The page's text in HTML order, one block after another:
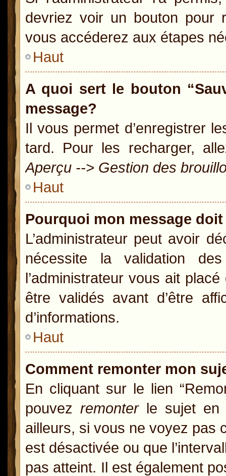
devriez voir un bouton pour
vous accéderez aux étapes
Haut
A quoi sert le bouton
message?
Il vous permet d’enregistrer
tard. Pour les recharger,
Aperçu --> Gestion des
Haut
Pourquoi mon message
L’administrateur peut avoir
nécessite la validation
l’administrateur vous ait
être validés avant d’être
d’informations.
Haut
Comment remonter mon
En cliquant sur le lien
pouvez remonterle sujet en
ailleurs, si vous ne voyez pas
est désactivée ou que
pas atteint. Il est également